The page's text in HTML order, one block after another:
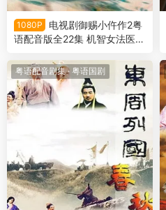
1080P
电视剧御赐小仵作2粤
语配音版全22集 机智女法医2
粤语配音剧集· 粤语国剧